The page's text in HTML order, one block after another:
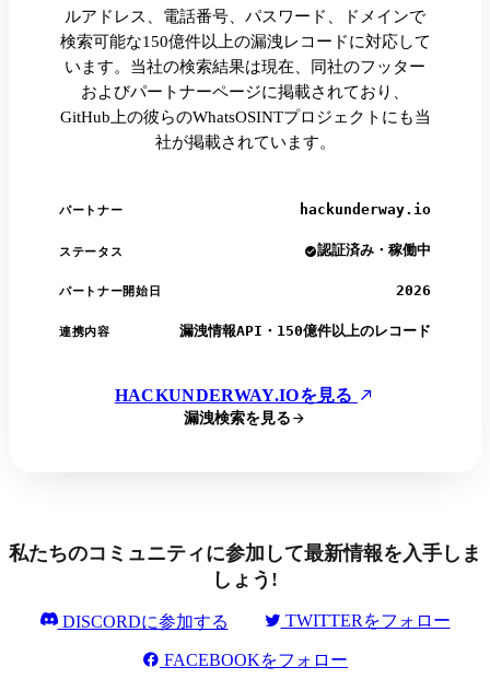
ルアドレス、電話番号、パスワード、ドメインで
検索可能な150億件以上の漏洩レコードに対応して
います。当社の検索結果は現在、同社のフッター
およびパートナーページに掲載されており、
GitHub上の彼らのWhatsOSINTプロジェクトにも当
社が掲載されています。
パートナー hackunderway.io
ステータス 認証済み・稼働中
パートナー開始日 2026
連携内容 漏洩情報API・150億件以上のレコード
HACKUNDERWAY.IOを見る
漏洩検索を見る
私たちのコミュニティに参加して最新情報を入手しま
しょう!
DISCORDに参加する TWITTERをフォロー
FACEBOOKをフォロー